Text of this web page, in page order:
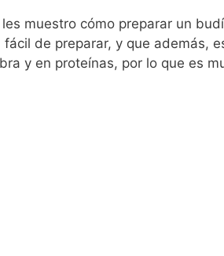
muestro cómo preparar un
de preparar, y que además,
y en proteínas, por lo que es